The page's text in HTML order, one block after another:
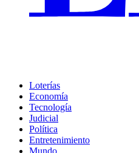
Loterías
Economía
Tecnología
Judicial
Política
Entretenimiento